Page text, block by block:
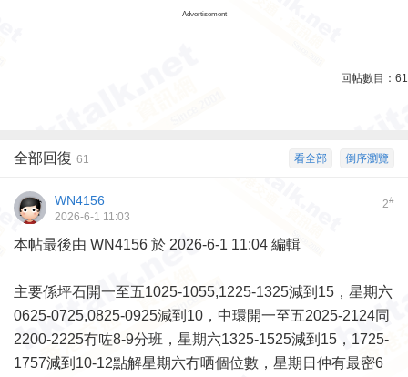
Advertisement
回帖數目： 61
倒序瀏覽
看全部
全部回復 61
2#
WN4156
2026-6-1 11:03
本帖最後由 WN4156 於 2026-6-1 11:04 編輯
主要係坪石開一至五1025-1055,1225-1325減到15，星期六
0625-0725,0825-0925減到10，中環開一至五2025-2124同
2200-2225冇咗8-9分班，星期六1325-1525減到15，1725-
1757減到10-12點解星期六冇哂個位數，星期日仲有最密6